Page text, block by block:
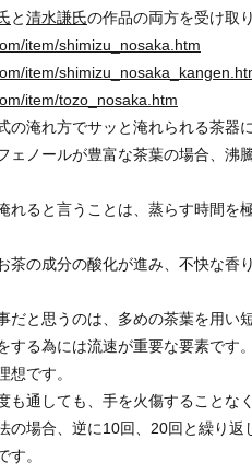
と清水謙氏の作品の両方を受け取
item/shimizu_nosaka.htm
item/
item/tozo_nosaka.htm
の淹れ方でサッと淹れられる茶器
ェノールが豊富な茶葉の場合、沸
れると言うことは、蒸らす時間を
茶の成分の酸化が進み、不快な香
だと思うのは、多めの茶葉を用い
する為には流速が重要な要素です
想です。
も通しても、手を火傷することな
の場合、逆に10回、20回と繰り
す。